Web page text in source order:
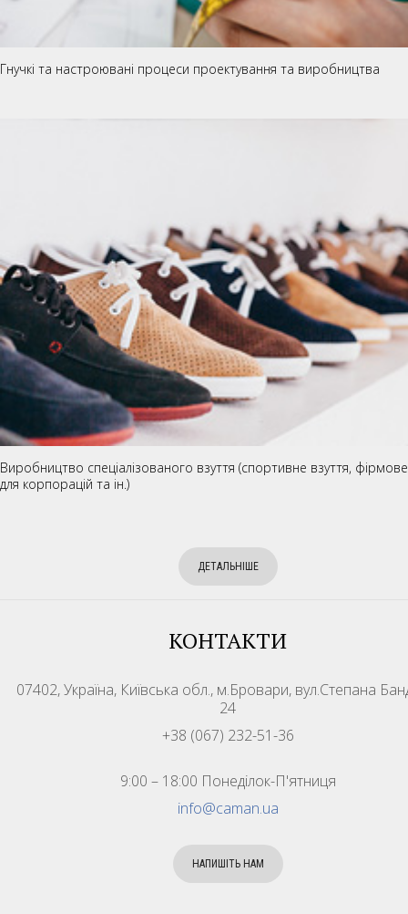
Гнучкі та настроювані процеси проектування та виробництва
Виробництво спеціалізованого взуття (спортивне взуття,
для корпорацій та ін.)
ДЕТАЛЬНІШЕ
КОНТАКТИ
07402, Україна, Київська обл., м.Бровари, вул.Степана
24
+38 (067) 232-51-36
9:00 – 18:00 Понеділок-П'ятниця
info@caman.ua
НАПИШІТЬ НАМ